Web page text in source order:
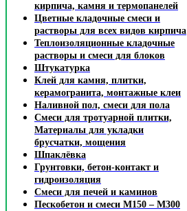
кирпича, камня и термопанелей
Цветные кладочные смеси и
растворы для всех видов кирпича
Теплоизоляционные кладочные
растворы и смеси для блоков
Штукатурка
Клей для камня, плитки,
керамогранита, монтажные клеи
Наливной пол, смеси для пола
Смеси для тротуарной плитки,
Материалы для укладки
брусчатки, мощения
Шпаклёвка
Грунтовки, бетон-контакт и
гидроизоляция
Смеси для печей и каминов
Пескобетон и смеси М150 – М300